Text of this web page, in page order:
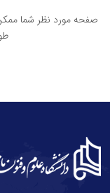
صفحه مورد نظر شما